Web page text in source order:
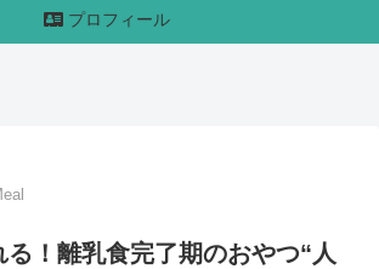
プロフィール
！離乳食完了期のおやつ“人